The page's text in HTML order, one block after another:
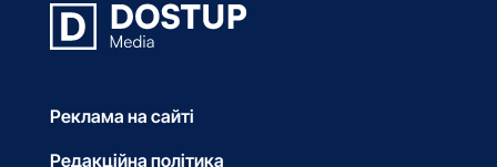
Реклама на сайті
Редакційна політика